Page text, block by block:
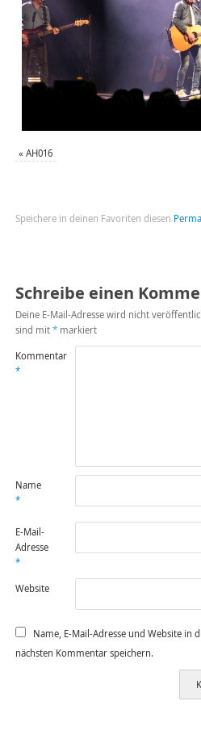
« AH016
Speichere in deinen Favoriten diesen
Schreibe einen
Deine E-Mail-Adresse wird nicht
sind mit *markiert
Kommentar
*
Name
*
E-Mail-
Adresse
*
Website
Name, E-Mail-Adresse und Website in
nächsten Kommentar speichern.